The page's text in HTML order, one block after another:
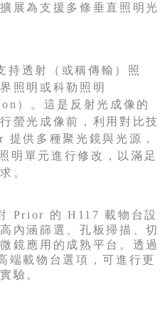
展為支援多條垂直照明光
持透射（或稱傳輸）照
照明或科勒照明
）。這是反射光成像的
螢光成像前，利用對比技
供多種聚光鏡與光源，
明單元進行修改，以滿足
。
Prior 的 H117 載物台設
內涵篩選、孔板掃描、切
鏡應用的成熟平台。透過
端載物台選項，可進行更
驗。